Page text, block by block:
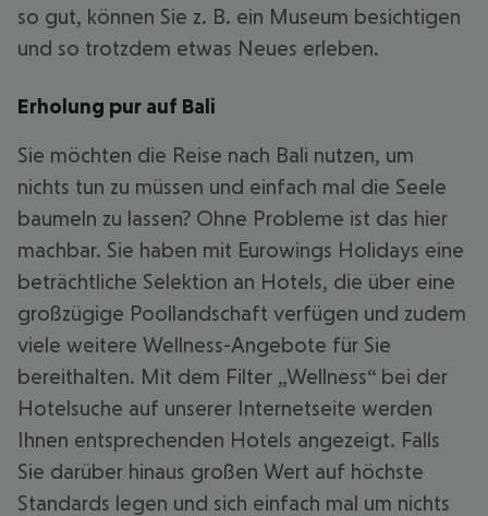
so gut, können Sie z. B. ein Museum besichtigen
und so trotzdem etwas Neues erleben.
Erholung pur auf Bali
Sie möchten die Reise nach Bali nutzen, um
nichts tun zu müssen und einfach mal die Seele
baumeln zu lassen? Ohne Probleme ist das hier
machbar. Sie haben mit Eurowings Holidays eine
beträchtliche Selektion an Hotels, die über eine
großzügige Poollandschaft verfügen und zudem
viele weitere Wellness-Angebote für Sie
bereithalten. Mit dem Filter „Wellness“ bei der
Hotelsuche auf unserer Internetseite werden
Ihnen entsprechenden Hotels angezeigt. Falls
Sie darüber hinaus großen Wert auf höchste
Standards legen und sich einfach mal um nichts